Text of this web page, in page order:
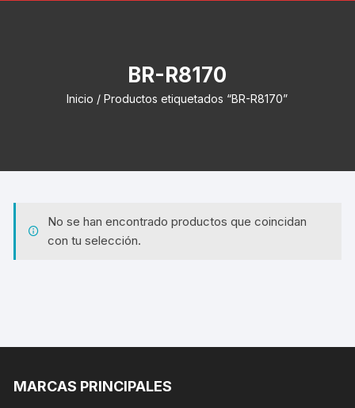
BR-R8170
Inicio / Productos etiquetados “BR-R8170”
No se han encontrado productos que coincidan
con tu selección.
MARCAS PRINCIPALES